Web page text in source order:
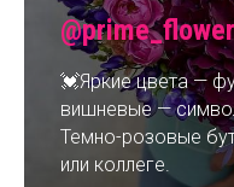
💓Яркие цвета —
вишневые —
Темно-розовые
или коллеге.